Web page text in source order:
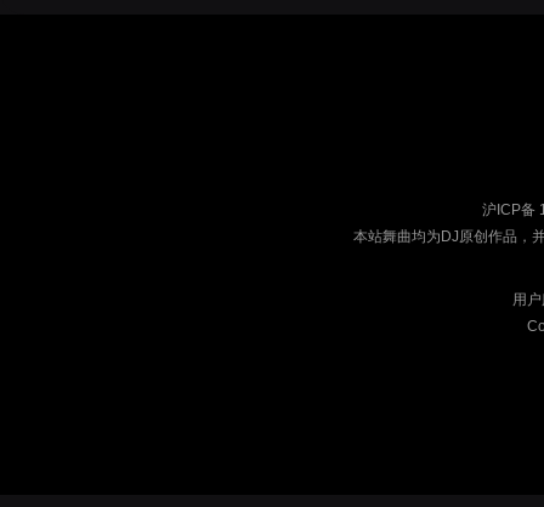
沪ICP备
本站舞曲均为DJ原创作品，
用